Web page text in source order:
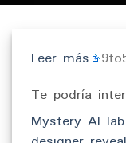
Leer más
Te podría
Mystery AI